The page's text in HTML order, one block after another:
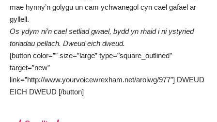
mae hynny’n golygu un cam ychwanegol cyn cael gafael ar
gyllell.
Os ydym ni’n cael setliad gwael, bydd yn rhaid i ni ystyried
toriadau pellach. Dweud eich dweud.
[button color=”” size=”large” type=”square_outlined”
target=”new”
link=”http://www.yourvoicewrexham.net/arolwg/977″] DWEUD
EICH DWEUD [/button]